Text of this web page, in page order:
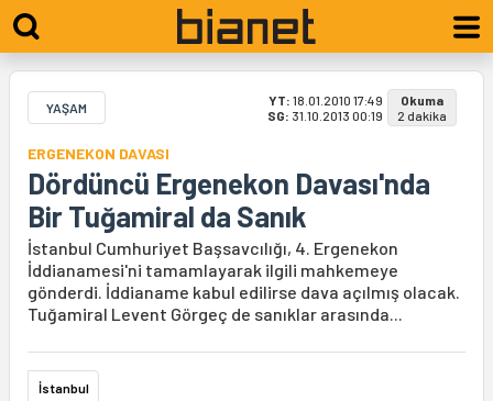
YAŞAM YT: 18.01.2010 17:49
SG: 31.10.2013 00:19
Okuma
2 dakika
ERGENEKON DAVASI
Dördüncü Ergenekon Davası'nda
Bir Tuğamiral da Sanık
İstanbul Cumhuriyet Başsavcılığı, 4. Ergenekon
İddianamesi'ni tamamlayarak ilgili mahkemeye
gönderdi. İddianame kabul edilirse dava açılmış olacak.
Tuğamiral Levent Görgeç de sanıklar arasında...
İstanbul